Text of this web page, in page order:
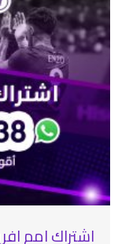
اشتراك امم